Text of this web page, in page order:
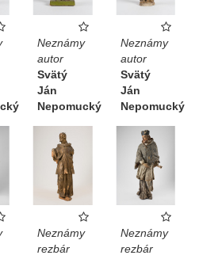
Neznámy
autor
Svätý
Ján
Nepomucký
Neznámy
autor
Svätý
Ján
Nepomucký
Neznámy
rezbár
Neznámy
rezbár